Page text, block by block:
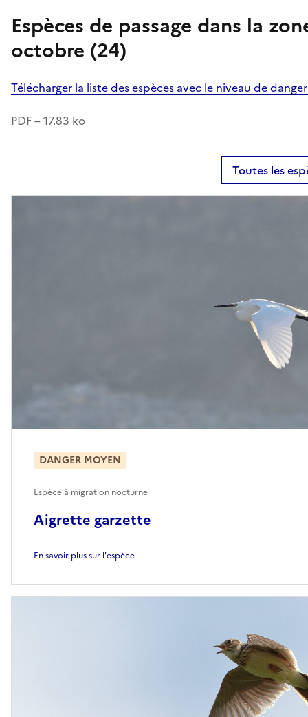
Espèces de passage dans la
octobre (24)
Télécharger la liste des espèces avec le niveau de
PDF – 17.83 ko
Toutes les
Aigrette garzette
DANGER MOYEN
Espèce à migration nocturne
En savoir plus sur l'espèce